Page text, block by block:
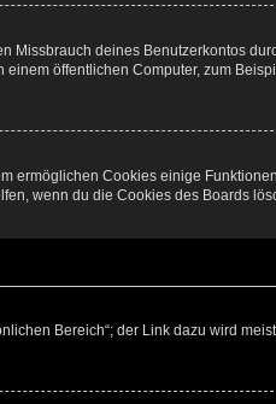
Missbrauch deines Benutzerkontos
öffentlichen Computer, zum
ermöglichen Cookies einige
wenn du die Cookies des Boards
Bereich“; der Link dazu wird